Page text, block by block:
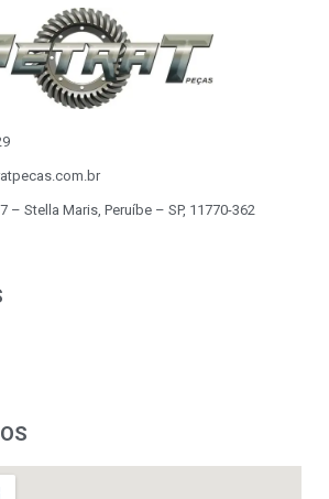
– Stella Maris, Peruíbe – SP, 11770-362